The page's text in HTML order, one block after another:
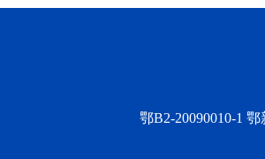
鄂B2-20090010-1 鄂